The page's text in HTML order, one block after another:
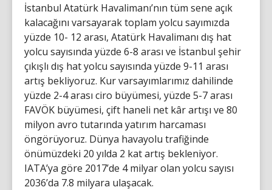
İstanbul Atatürk Havalimanı’nın tüm sene açık
kalacağını varsayarak toplam yolcu sayımızda
yüzde 10- 12 arası, Atatürk Havalimanı dış hat
yolcu sayısında yüzde 6-8 arası ve İstanbul şehir
çıkışlı dış hat yolcu sayısında yüzde 9-11 arası
artış bekliyoruz. Kur varsayımlarımız dahilinde
yüzde 2-4 arası ciro büyümesi, yüzde 5-7 arası
FAVÖK büyümesi, çift haneli net kâr artışı ve 80
milyon avro tutarında yatırım harcaması
öngörüyoruz. Dünya havayolu trafiğinde
önümüzdeki 20 yılda 2 kat artış bekleniyor.
IATA’ya göre 2017’de 4 milyar olan yolcu sayısı
2036’da 7.8 milyara ulaşacak.